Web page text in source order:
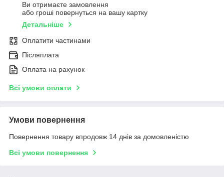
Ви отримаєте замовлення
або гроші повернуться на вашу картку
Детальніше
Оплатити частинами
Післяплата
Оплата на рахунок
Всі умови оплати
Умови повернення
Повернення товару впродовж 14 днів за домовленістю
Всі умови повернення